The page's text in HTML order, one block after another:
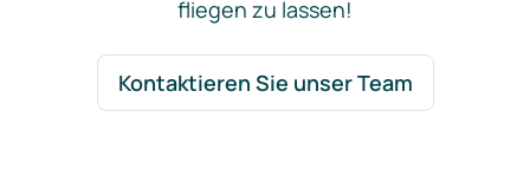
fliegen zu lassen!
Kontaktieren Sie unser Team